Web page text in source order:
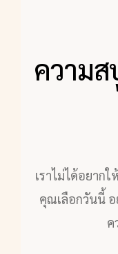
ความ
เราไม่ได้อยา
คุณเลือกวันนี้
ค